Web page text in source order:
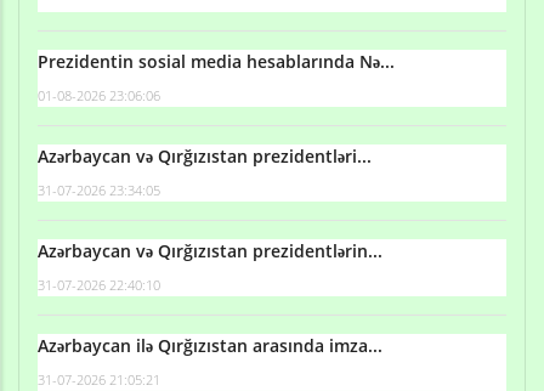
Prezidentin sosial media hesablarında Nə...
01-08-2026 23:06:06
Azərbaycan və Qırğızıstan prezidentləri...
31-07-2026 23:34:05
Azərbaycan və Qırğızıstan prezidentlərin...
31-07-2026 22:40:10
Azərbaycan ilə Qırğızıstan arasında imza...
31-07-2026 21:05:21